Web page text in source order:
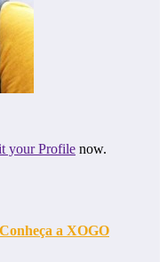
your Profile now.
a XOGO